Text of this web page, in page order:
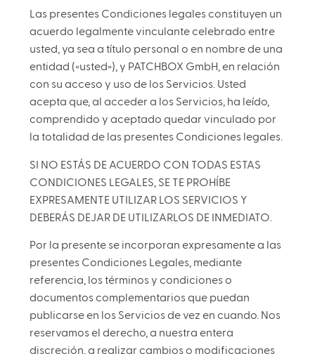
Las presentes Condiciones legales constituyen un
acuerdo legalmente vinculante celebrado entre
usted, ya sea a título personal o en nombre de una
entidad («usted»), y PATCHBOX GmbH, en relación
con su acceso y uso de los Servicios. Usted
acepta que, al acceder a los Servicios, ha leído,
comprendido y aceptado quedar vinculado por
la totalidad de las presentes Condiciones legales.
SI NO ESTÁS DE ACUERDO CON TODAS ESTAS
CONDICIONES LEGALES, SE TE PROHÍBE
EXPRESAMENTE UTILIZAR LOS SERVICIOS Y
DEBERÁS DEJAR DE UTILIZARLOS DE INMEDIATO.
Por la presente se incorporan expresamente a las
presentes Condiciones Legales, mediante
referencia, los términos y condiciones o
documentos complementarios que puedan
publicarse en los Servicios de vez en cuando. Nos
reservamos el derecho, a nuestra entera
discreción, a realizar cambios o modificaciones